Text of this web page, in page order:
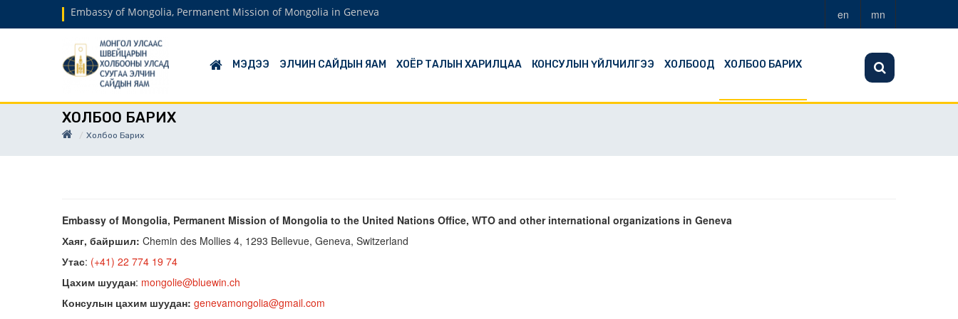
Embassy of Mongolia, Permanent Mission of Mongolia in Geneva en mn
МЭДЭЭ ЭЛЧИН САЙДЫН ЯАМ ХОЁР ТАЛЫН ХАРИЛЦАА КОНСУЛЫН ҮЙЛЧИЛГЭЭ ХОЛБООД ХОЛБОО БАРИХ
ХОЛБОО БАРИХ
Холбоо Барих
Embassy of Mongolia, Permanent Mission of Mongolia to the United Nations Office, WTO and other international organizations in Geneva
Хаяг, байршил: Chemin des Mollies 4, 1293 Bellevue, Geneva, Switzerland
Утас: (+41) 22 774 19 74
Цахим шуудан: mongolie@bluewin.ch
Консулын цахим шуудан: genevamongolia@gmail.com